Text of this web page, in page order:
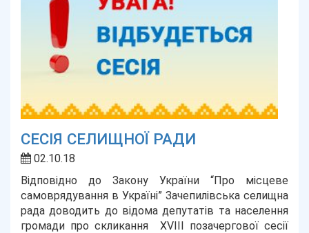
СЕСІЯ СЕЛИЩНОЇ РАДИ
02.10.18
Відповідно до Закону України “Про місцеве
самоврядування в Україні” Зачепилівська селищна
рада доводить до відома депутатів та населення
громади про скликання XVIII позачергової сесії